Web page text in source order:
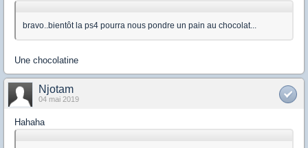
bravo..bientôt la ps4 pourra nous pondre un pain au chocolat...
Une chocolatine
Njotam
04 mai 2019
Hahaha